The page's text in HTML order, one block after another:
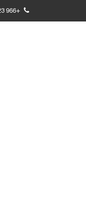
+966 123 456 12